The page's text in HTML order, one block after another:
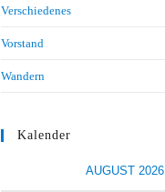
Verschiedenes
Vorstand
Wandern
Kalender
AUGUST 2026